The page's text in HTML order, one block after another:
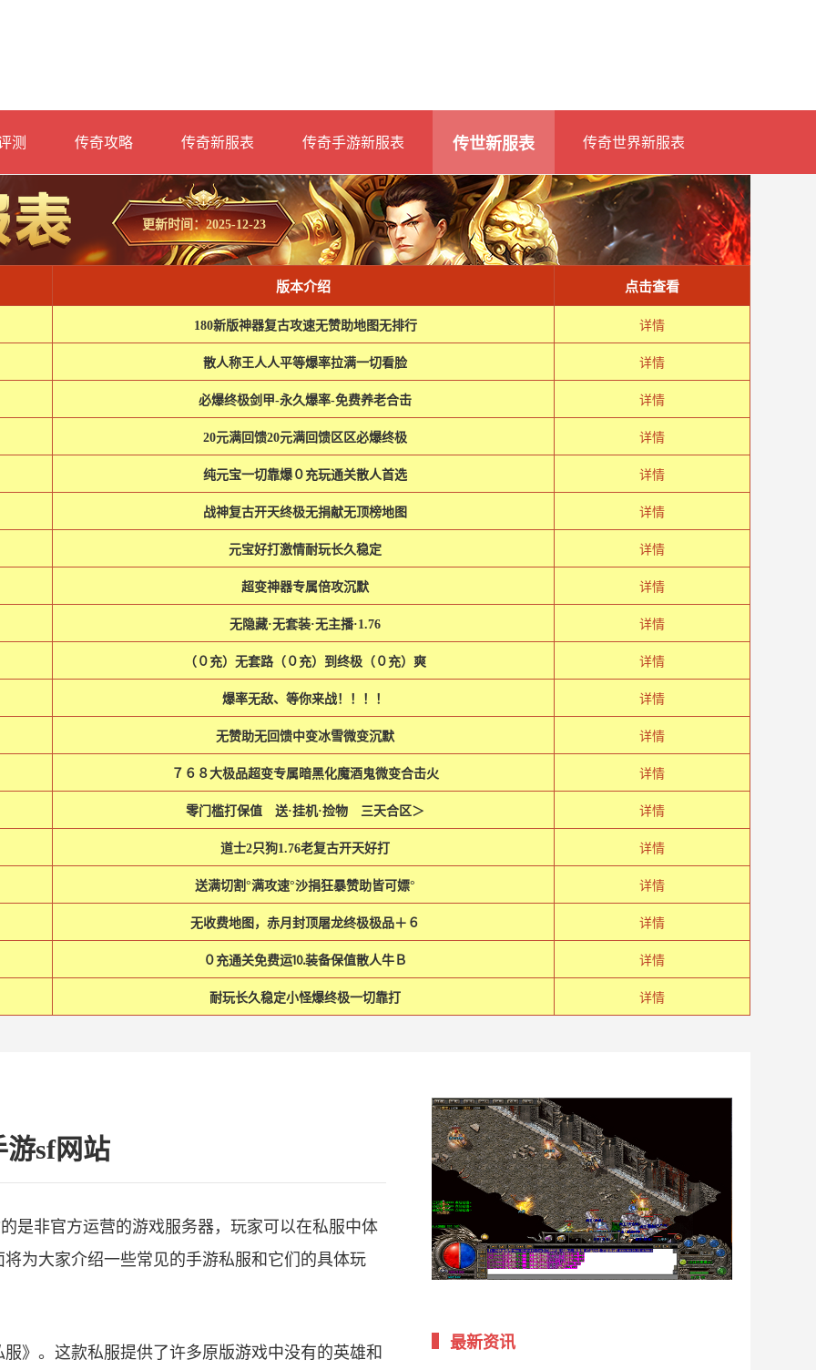
测 传奇攻略 传奇新服表 传奇手游新服表 传世新服表 传奇世界新服表
更新时间：2025-12-23
版本介绍 点击查看
180新版神器复古攻速无赞助地图无排行 详情
散人称王人人平等爆率拉满一切看脸 详情
必爆终极剑甲-永久爆率-免费养老合击 详情
20元满回馈20元满回馈区区必爆终极 详情
纯元宝一切靠爆０充玩通关散人首选 详情
战神复古开天终极无捐献无顶榜地图 详情
元宝好打激情耐玩长久稳定 详情
超变神器专属倍攻沉默 详情
无隐藏·无套装·无主播·1.76 详情
（０充）无套路（０充）到终极（０充）爽 详情
爆率无敌、等你来战！！！！ 详情
无赞助无回馈中变冰雪微变沉默 详情
７６８大极品超变专属暗黑化魔酒鬼微变合击火 详情
零门槛打保值 送·挂机·捡物 三天合区＞ 详情
道士2只狗1.76老复古开天好打 详情
送满切割°满攻速°沙捐狂暴赞助皆可嫖° 详情
无收费地图，赤月封顶屠龙终极极品＋６ 详情
０充通关免费运⒑装备保值散人牛Ｂ 详情
耐玩长久稳定小怪爆终极一切靠打 详情
游sf网站
是非官方运营的游戏服务器，玩家可以在私服中体
为大家介绍一些常见的手游私服和它们的具体玩
》。这款私服提供了许多原版游戏中没有的英雄和
最新资讯